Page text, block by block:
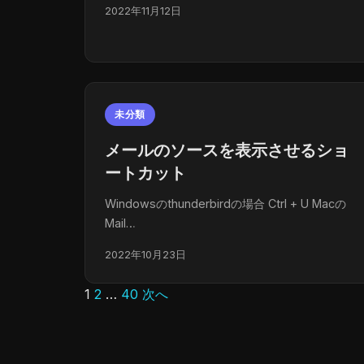
2022年11月12日
未分類
メールのソースを表示させるショ
ートカット
Windowsのthunderbirdの場合 Ctrl + U Macの
Mail…
2022年10月23日
投
1 2 … 40 次へ